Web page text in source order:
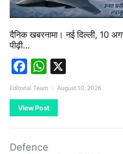
दैनिक खबरनामा। नई दिल्ली, 10
पीढ़ी…
Facebook
WhatsApp
Editorial Team August 10, 2026
View Post
Defence